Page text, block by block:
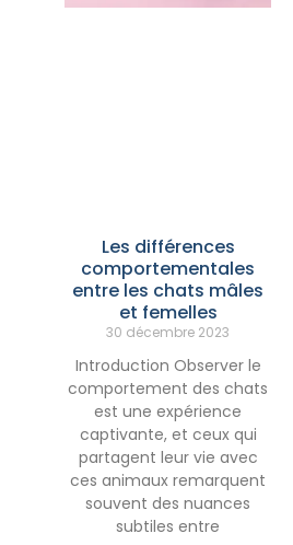
Les différences
comportementales
entre les chats mâles
et femelles
30 décembre 2023
Introduction Observer le
comportement des chats
est une expérience
captivante, et ceux qui
partagent leur vie avec
ces animaux remarquent
souvent des nuances
subtiles entre